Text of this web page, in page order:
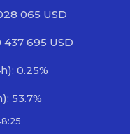
065 USD
695 USD
0.25%
53.7%